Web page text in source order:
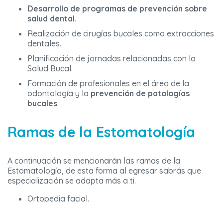
Desarrollo de programas de prevención sobre
salud dental.
Realización de cirugías bucales como extracciones
dentales.
Planificación de jornadas relacionadas con la
Salud Bucal.
Formación de profesionales en el área de la
odontología y la prevención de patologías
bucales.
Ramas de la Estomatología
A continuación se mencionarán las ramas de la
Estomatología, de esta forma al egresar sabrás que
especialización se adapta más a ti.
Ortopedia facial.